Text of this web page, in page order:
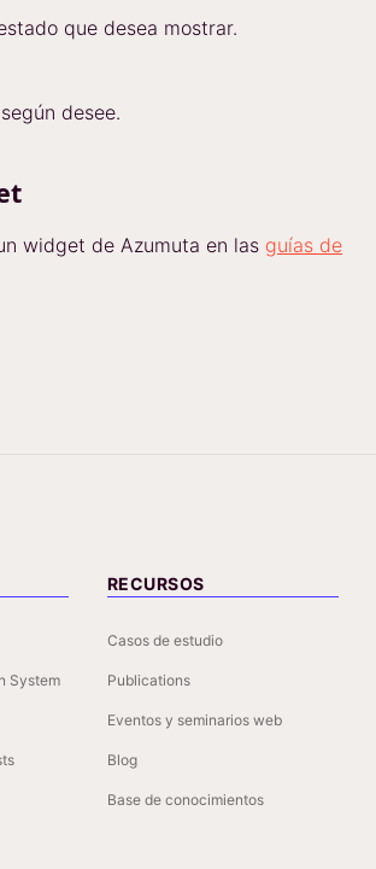
que desea mostrar.
desee.
widget de Azumuta en las guías de
System
RECURSOS
Casos de estudio
Publications
Eventos y seminarios web
Blog
Base de conocimientos